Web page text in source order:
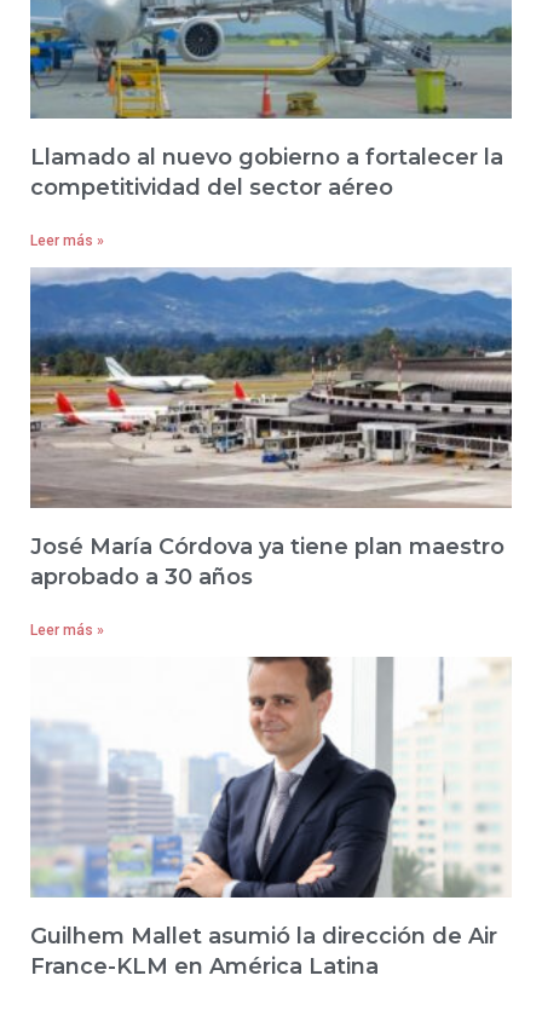
Llamado al nuevo gobierno a fortalecer la
competitividad del sector aéreo
Leer más »
José María Córdova ya tiene plan maestro
aprobado a 30 años
Leer más »
Guilhem Mallet asumió la dirección de Air
France-KLM en América Latina